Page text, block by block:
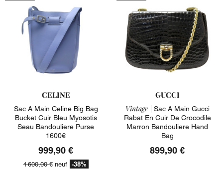
CELINE
Sac A Main Celine Big Bag
Bucket Cuir Bleu Myosotis
Seau Bandouliere Purse
1600€
999,90 €
1 600,00 €neuf -38%
GUCCI
Vintage | Sac A Main Gucci
Rabat En Cuir De Crocodile
Marron Bandouliere Hand
Bag
899,90 €